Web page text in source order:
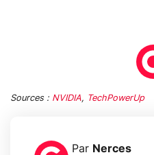
Sources : NVIDIA, TechPowerUp
Par Nerces